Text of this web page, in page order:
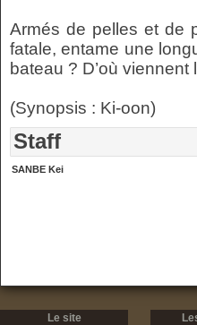
Armés de pelles et de
fatale, entame une
bateau ? D’où
(Synopsis : Ki-oon)
Staff
SANBE Kei
Le site